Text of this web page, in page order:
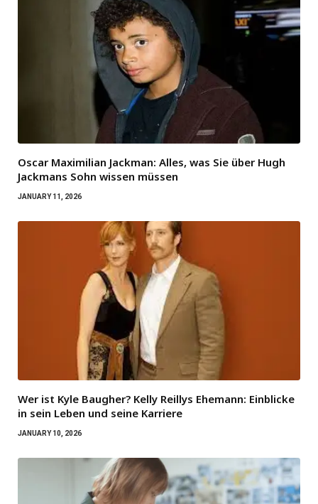
Oscar Maximilian Jackman: Alles, was Sie über Hugh
Jackmans Sohn wissen müssen
JANUARY 11, 2026
Wer ist Kyle Baugher? Kelly Reillys Ehemann: Einblicke
in sein Leben und seine Karriere
JANUARY 10, 2026